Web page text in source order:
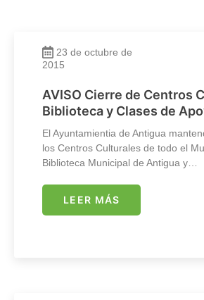
23 de octubre de
2015
AVISO Cierre de Centros
Biblioteca y Clases de
El Ayuntamientia de Antigua
los Centros Culturales de todo el
Biblioteca Municipal de Antigua y…
LEER MÁS